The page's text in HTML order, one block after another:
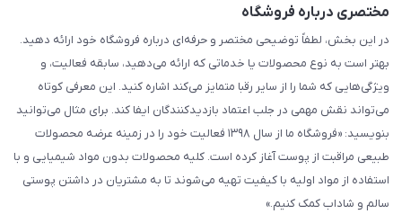
مختصری درباره فروشگاه
در این بخش، لطفاً توضیحی مختصر و حرفه‌ای درباره فروشگاه خود ارائه دهید.
بهتر است به نوع محصولات یا خدماتی که ارائه می‌دهید، سابقه فعالیت، و
ویژگی‌هایی که شما را از سایر رقبا متمایز می‌کند اشاره کنید. این معرفی کوتاه
می‌تواند نقش مهمی در جلب اعتماد بازدیدکنندگان ایفا کند. برای مثال می‌توانید
بنویسید: «فروشگاه ما از سال ۱۳۹۸ فعالیت خود را در زمینه عرضه محصولات
طبیعی مراقبت از پوست آغاز کرده است. کلیه محصولات بدون مواد شیمیایی و با
استفاده از مواد اولیه با کیفیت تهیه می‌شوند تا به مشتریان در داشتن پوستی
سالم و شاداب کمک کنیم.»